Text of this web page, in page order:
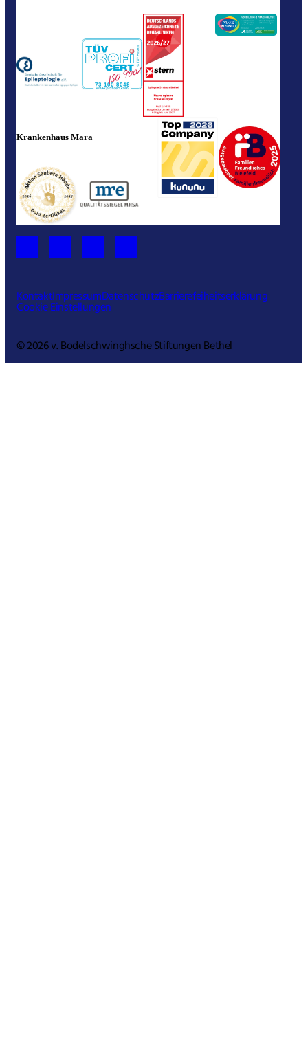
Krankenhaus Mara
KontaktImpressumDatenschutzBarrierefeiheitserklärung
Cookie Einstellungen
© 2026 v. Bodelschwinghsche Stiftungen Bethel